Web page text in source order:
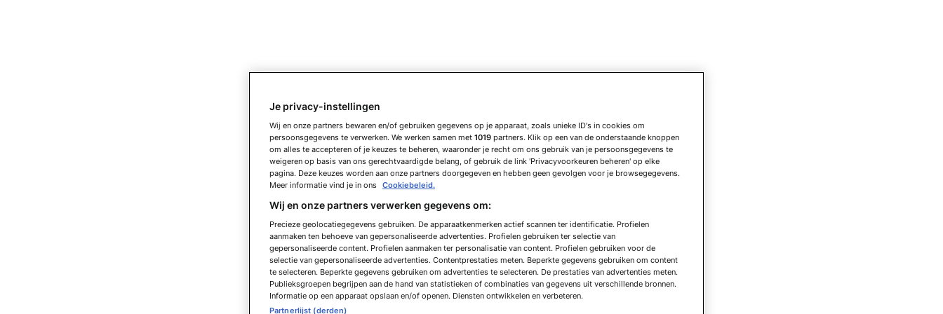
Je privacy-instellingen
Wij en onze partners bewaren en/of gebruiken gegevens op je apparaat, zoals unieke ID's in cookies om
persoonsgegevens te verwerken. We werken samen met 1019 partners. Klik op een van de onderstaande knoppen
om alles te accepteren of je keuzes te beheren, waaronder je recht om ons gebruik van je persoonsgegevens te
weigeren op basis van ons gerechtvaardigde belang, of gebruik de link 'Privacyvoorkeuren beheren' op elke
pagina. Deze keuzes worden aan onze partners doorgegeven en hebben geen gevolgen voor je browsegegevens.
Meer informatie vind je in ons Cookiebeleid.
Wij en onze partners verwerken gegevens om:
Precieze geolocatiegegevens gebruiken. De apparaatkenmerken actief scannen ter identificatie. Profielen
aanmaken ten behoeve van gepersonaliseerde advertenties. Profielen gebruiken ter selectie van
gepersonaliseerde content. Profielen aanmaken ter personalisatie van content. Profielen gebruiken voor de
selectie van gepersonaliseerde advertenties. Contentprestaties meten. Beperkte gegevens gebruiken om content
te selecteren. Beperkte gegevens gebruiken om advertenties te selecteren. De prestaties van advertenties meten.
Publieksgroepen begrijpen aan de hand van statistieken of combinaties van gegevens uit verschillende bronnen.
Informatie op een apparaat opslaan en/of openen. Diensten ontwikkelen en verbeteren.
Partnerlijst (derden)